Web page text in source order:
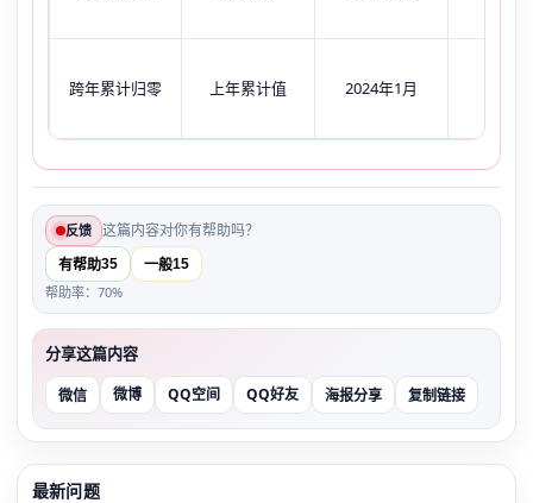
跨年累计归零 上年累计值 2024年1月
反馈 这篇内容对你有帮助吗？
有帮助35 一般15
帮助率：70%
分享这篇内容
微信 微博 QQ空间 QQ好友 海报分享 复制链接
最新问题